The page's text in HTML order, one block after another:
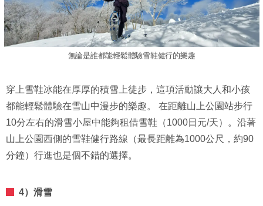
無論是誰都能輕鬆體驗雪鞋健行的樂趣
穿上雪鞋冰能在厚厚的積雪上徒步，這項活動讓大人和小孩
都能輕鬆體驗在雪山中漫步的樂趣。 在距離山上公園站步行
10分左右的滑雪小屋中能夠租借雪鞋（1000日元/天）。沿著
山上公園西側的雪鞋健行路線（最長距離為1000公尺，約90
分鐘）行進也是個不錯的選擇。
4）滑雪